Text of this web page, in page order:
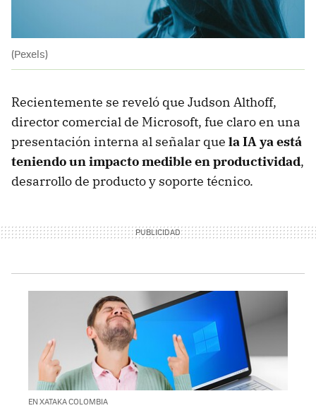
(Pexels)
Recientemente se reveló que Judson Althoff,
director comercial de Microsoft, fue claro en una
presentación interna al señalar que la IA ya está
teniendo un impacto medible en productividad,
desarrollo de producto y soporte técnico.
EN XATAKA COLOMBIA